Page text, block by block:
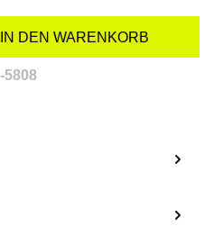
den gewünschten
IN DEN WARENKORB
5808